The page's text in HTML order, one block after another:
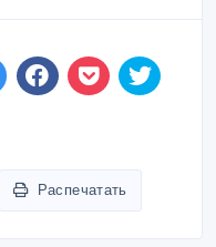
Распечатать